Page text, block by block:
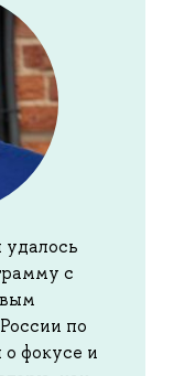
удалось
с
по
фокусе и